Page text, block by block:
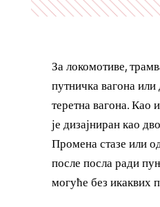
За локомотиве,
путничка вагона или
теретна вагона. Као
је дизајниран као
Промена стазе или
после посла ради
могуће без икаквих